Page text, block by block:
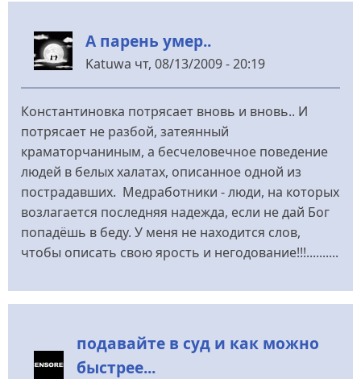
А парень умер..
Katuwa чт, 08/13/2009 - 20:19
Константиновка потрясает вновь и вновь.. И
потрясает не разбой, затеянный
краматорчаниным, а бесчеловечное поведение
людей в белых халатах, описанное одной из
пострадавших. Медработники - люди, на которых
возлагается последняя надежда, если не дай Бог
попадёшь в беду. У меня не находится слов,
чтобы описать свою ярость и негодование!!!..........
подавайте в суд и как можно
быстрее...